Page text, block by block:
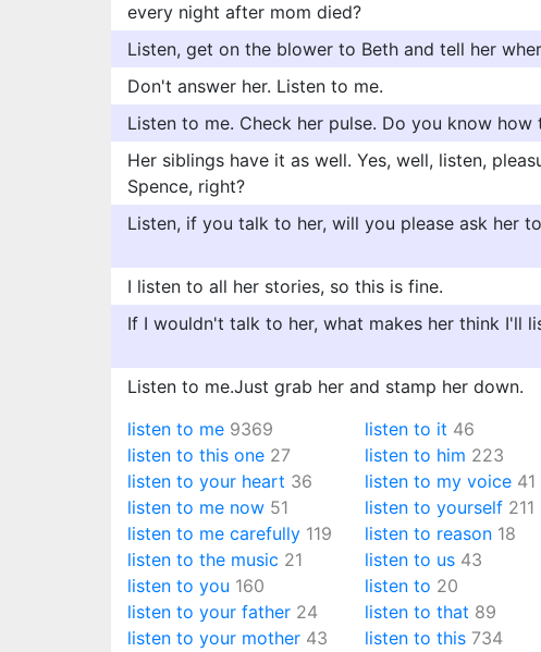
every night after mom died?
Listen, get on the blower to Beth and tell her
Don't answer her. Listen to me.
Listen to me. Check her pulse. Do you know how
Her siblings have it as well. Yes, well, listen,
Spence, right?
Listen, if you talk to her, will you please ask her
I listen to all her stories, so this is fine.
If I wouldn't talk to her, what makes her think I'll
Listen to me.Just grab her and stamp her down.
listen to me 9369
listen to this one 27
listen to your heart 36
listen to me now 51
listen to me carefully 119
listen to the music 21
listen to you 160
listen to your father 24
listen to your mother 43
listen to it 46
listen to him 223
listen to my voice 41
listen to yourself 211
listen to reason 18
listen to us 43
listen to 20
listen to that 89
listen to this 734